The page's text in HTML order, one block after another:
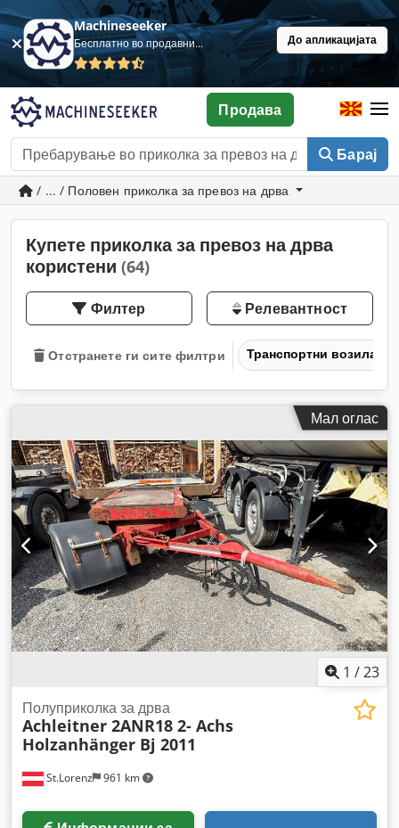
Machineseeker
Бесплатно во продавница До апликацијата
Барај
Продава
/ ... / Половен приколка за превоз на дрва
Купете приколка за превоз на дрва
користени (64)
Филтер Релевантност
Отстранете ги сите филтри Транспортни возила и
Мал оглас
1 /23
St.Lorenz 961 km
Полуприколка за дрва
Achleitner 2ANR18 2- Achs
Holzanhänger Bj 2011